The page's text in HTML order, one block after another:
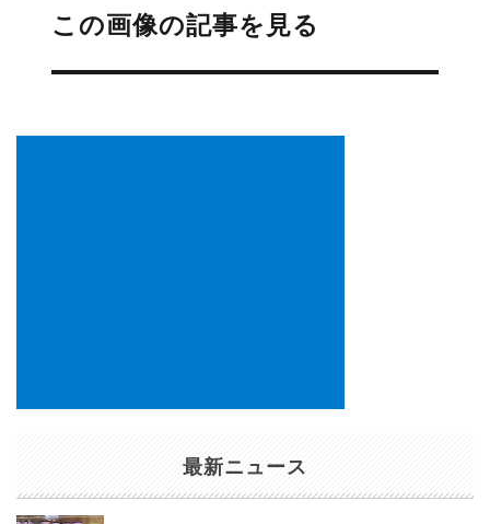
ナ
ビ
ー
この画像の記事を見る
最新ニュース